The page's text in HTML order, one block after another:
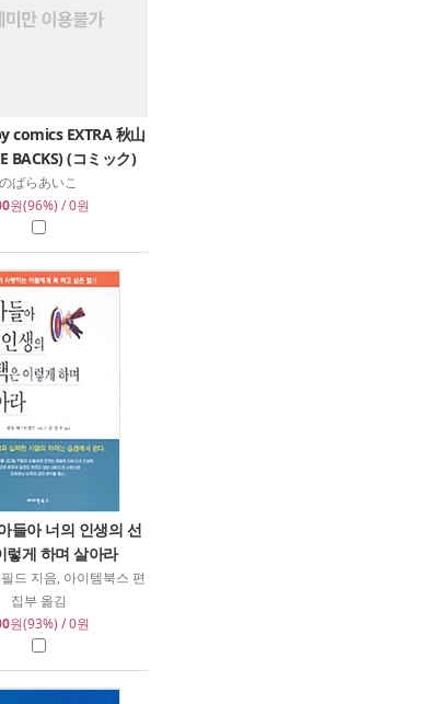
comics EXTRA 秋山
BACKS) (コミック)
のばらあいこ
원(96%) / 0원
들아 너의 인생의 선
렇게 하며 살아라
드 지음, 아이템북스 편
집부 옮김
원(93%) / 0원